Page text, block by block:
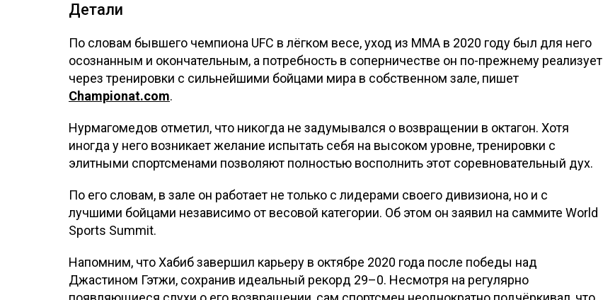
Детали
По словам бывшего чемпиона UFC в лёгком весе, уход из ММА в 2020 году был для него
осознанным и окончательным, а потребность в соперничестве он по-прежнему реализует
через тренировки с сильнейшими бойцами мира в собственном зале, пишет
Championat.com.
Нурмагомедов отметил, что никогда не задумывался о возвращении в октагон. Хотя
иногда у него возникает желание испытать себя на высоком уровне, тренировки с
элитными спортсменами позволяют полностью восполнить этот соревновательный дух.
По его словам, в зале он работает не только с лидерами своего дивизиона, но и с
лучшими бойцами независимо от весовой категории. Об этом он заявил на саммите World
Sports Summit.
Напомним, что Хабиб завершил карьеру в октябре 2020 года после победы над
Джастином Гэтжи, сохранив идеальный рекорд 29–0. Несмотря на регулярно